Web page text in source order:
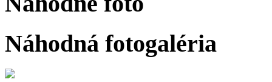
Náhodná fotogaléria